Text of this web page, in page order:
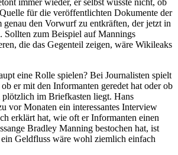
für die veröffentlichten Dokumente der
den Vorwurf zu entkräften, der jetzt in
Sollten zum Beispiel auf Mannings
die das Gegenteil zeigen, wäre Wikileaks
eine Rolle spielen? Bei Journalisten spielt
er mit den Informanten geredet hat oder ob
plötzlich im Briefkasten liegt. Hans
vor Monaten ein interessantes Interview
erklärt hat, wie oft er Informanten einen
Bradley Manning bestochen hat, ist
Geldfluss wäre wohl ziemlich einfach